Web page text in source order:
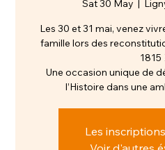
Sat 30 May
  |
Les 30 et 31 mai, venez
famille lors des
1815
Une occasion unique de
l’Histoire dans une
Les